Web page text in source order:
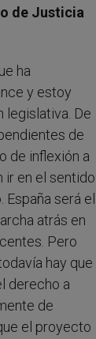
de Justicia
ha
y estoy
legislativa. De
de
de inflexión a
ir en el sentido
será el
atrás en
Pero
hay que
derecho a
de
el proyecto